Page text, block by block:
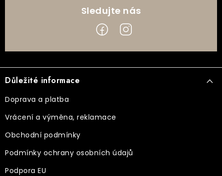
á
p
a
Důležité informace
Doprava a platba
Vrácení a výměna, reklamace
Obchodní podmínky
Podmínky ochrany osobních údajů
Podpora EU